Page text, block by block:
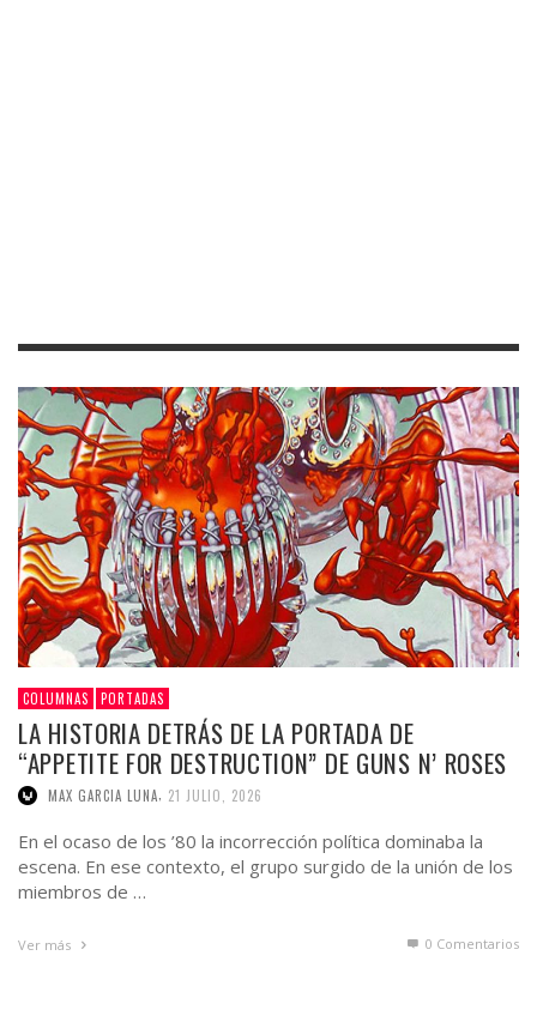
COLUMNAS PORTADAS
LA HISTORIA DETRÁS DE LA PORTADA DE
“APPETITE FOR DESTRUCTION” DE GUNS N’ ROSES
MAX GARCIA LUNA 21 JULIO, 2026
En el ocaso de los ’80 la incorrección política dominaba la
escena. En ese contexto, el grupo surgido de la unión de los
miembros de …
Ver más 0 Comentarios